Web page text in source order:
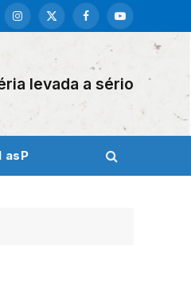
Instagram
X
FacebookYouTube
levada a sério
asP